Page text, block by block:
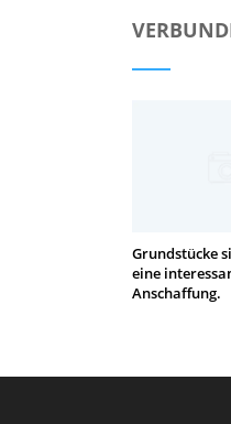
Grundstücke
eine
Anschaffung.